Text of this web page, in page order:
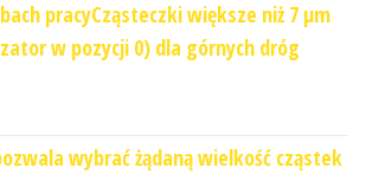
pracyCząsteczki większe niż 7 μm
w pozycji 0) dla górnych dróg
wybrać żądaną wielkość cząstek